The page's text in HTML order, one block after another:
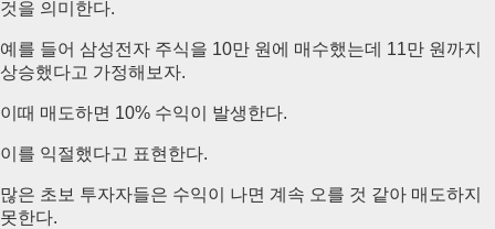
것을 의미한다.
예를 들어 삼성전자 주식을 10만 원에 매수했는데 11만 원까지
상승했다고 가정해보자.
이때 매도하면 10% 수익이 발생한다.
이를 익절했다고 표현한다.
많은 초보 투자자들은 수익이 나면 계속 오를 것 같아 매도하지
못한다.